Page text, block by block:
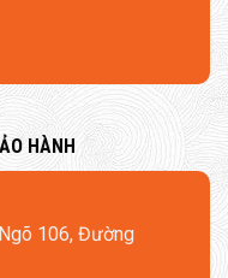
HÀNH
106, Đường